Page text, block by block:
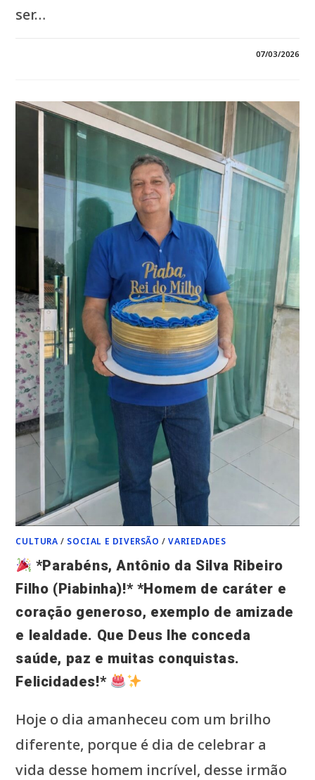
ser…
VETERINÁRIO
*HOJE
É
DIA
DE
CELEBRAR
A
VIDA
DE
ARTHUR
FONSECA,
UM
FILHO
AMADO
E
MOTIVO
DE
IMENSO
ORGULHO
E
ALEGRIA
PARA
TODA
A
FAMÍLIA.
QUE
SUA
CAMINHADA
CONTINUE
SENDO
MARCADA
POR
CONQUISTAS,
SAÚDE
E
MUITAS
REALIZAÇÕES.*
*FELIZ
ANIVERSÁRIO!*
07/03/2026
CULTURA / SOCIAL E DIVERSÃO /VARIEDADES
*Parabéns, Antônio da Silva Ribeiro
Filho (Piabinha)!* *Homem de caráter e
coração generoso, exemplo de amizade
e lealdade. Que Deus lhe conceda
saúde, paz e muitas conquistas.
Felicidades!*
Hoje o dia amanheceu com um brilho
diferente, porque é dia de celebrar a
vida desse homem incrível, desse irmão